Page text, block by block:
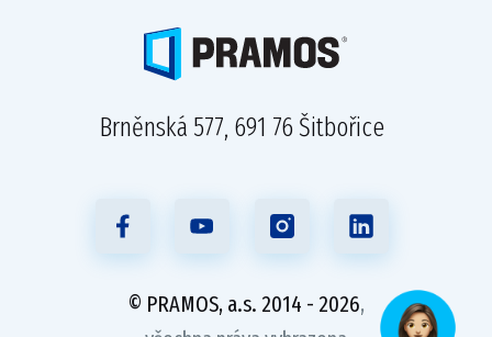
Brněnská 577, 691 76 Šitbořice
© PRAMOS, a.s. 2014 - 2026,